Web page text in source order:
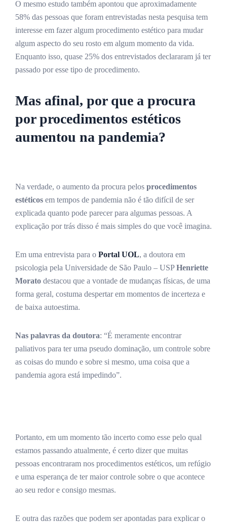
O mesmo estudo também apontou que aproximadamente
58% das pessoas que foram entrevistadas nesta pesquisa tem
interesse em fazer algum procedimento estético para mudar
algum aspecto do seu rosto em algum momento da vida.
Enquanto isso, quase 25% dos entrevistados declararam já ter
passado por esse tipo de procedimento.
Mas afinal, por que a procura
por procedimentos estéticos
aumentou na pandemia?
Na verdade, o aumento da procura pelos procedimentos
estéticos em tempos de pandemia não é tão difícil de ser
explicada quanto pode parecer para algumas pessoas. A
explicação por trás disso é mais simples do que você imagina.
Em uma entrevista para o Portal UOL, a doutora em
psicologia pela Universidade de São Paulo – USPHenriette
Morato destacou que a vontade de mudanças físicas, de uma
forma geral, costuma despertar em momentos de incerteza e
de baixa autoestima.
Nas palavras da doutora: “É meramente encontrar
paliativos para ter uma pseudo dominação, um controle sobre
as coisas do mundo e sobre si mesmo, uma coisa que a
pandemia agora está impedindo”.
Portanto, em um momento tão incerto como esse pelo qual
estamos passando atualmente, é certo dizer que muitas
pessoas encontraram nos procedimentos estéticos, um refúgio
e uma esperança de ter maior controle sobre o que acontece
ao seu redor e consigo mesmas.
E outra das razões que podem ser apontadas para explicar o